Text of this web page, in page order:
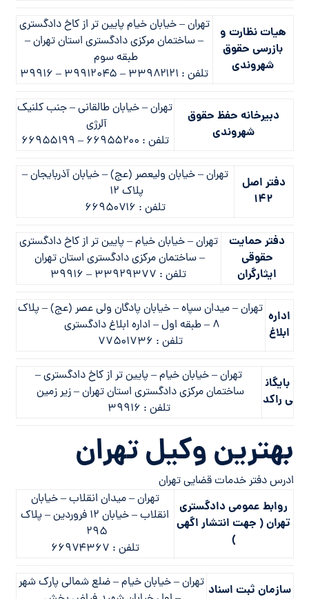
هیات نظارت و
بازرسی حقوق
شهروندی
تهران – خيابان خيام پايين تر از كاخ دادگستري
– ساختمان مركزي دادگستري استان تهران –
طبقه سوم
تلفن : ۳۳۹۸۲۱۲۱ – ۳۹۹۱۲۰۴۵ – ۳۹۹۱۶
دبیرخانه حفظ حقوق
شهروندی
تهران – خيابان طالقاني – جنب كلنيك
آلرژي
تلفن : ۶۶۹۵۵۲۰۰ – ۶۶۹۵۵۱۹۹
دفتر اصل
142
تهران – خيابان وليعصر (عج) – خيابان آذربايجان –
پلاك ۱۲
تلفن : ۶۶۹۵۰۷۱۶
دفتر حمایت
حقوقی
ایثارگران
تهران – خيابان خيام – پايين تر از كاخ دادگستري
– ساختمان مركزي دادگستري استان تهران
تلفن : ۳۳۹۲۹۳۷۷ – ۳۹۹۱۶
اداره
ابلاغ
تهران – میدان سپاه – خیابان پادگان ولی عصر (عج) – پلاک
۸ – طبقه اول – اداره ابلاغ دادگستری
تلفن : ۷۷۵۰۱۷۳۶
بایگان
ی راکد
تهران – خيابان خيام – پايين تر از كاخ دادگستري –
ساختمان مركزي دادگستري استان تهران – زير زمين
تلفن : ۳۹۹۱۶
بهترین وکیل تهران
ادرس دفتر خدمات قضایی تهران
روابط عمومی دادگستری
تهران ( جهت انتشار اگهی
)
تهران – میدان انقلاب – خیابان
انقلاب – خیابان ۱۲ فروردین – پلاک
۲۹۵
تلفن : ۶۶۹۷۴۳۶۷
سازمان ثبت اسناد تهران – خيابان خيام – ضلع شمالي پارك شهر